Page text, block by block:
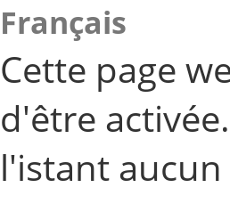
Français
Cette page
d'être
l'istant